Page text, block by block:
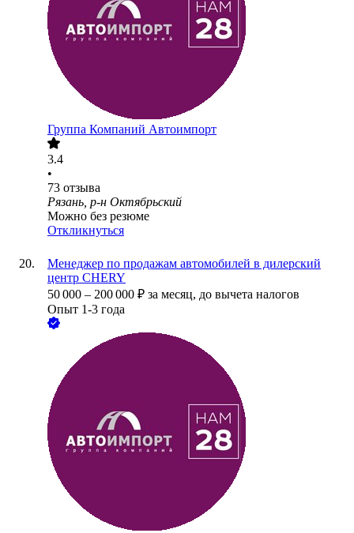
Группа Компаний Автоимпорт
3.4
•
73 отзыва
Рязань, р-н Октябрьский
Можно без резюме
Откликнуться
Менеджер по продажам автомобилей в дилерский
центр CHERY
50 000 – 200 000 ₽ за месяц, до вычета налогов
Опыт 1-3 года